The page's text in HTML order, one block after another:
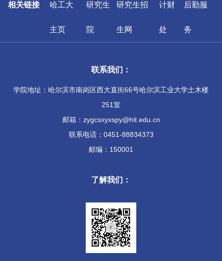
相关链接 哈工大
主页
研究生
院
研究生招
生网
计财
处
后勤服
务
联系我们：
学院地址：哈尔滨市南岗区西大直街66号哈尔滨工业大学土木楼
251室
邮箱：zygcsxyxspy@hit.edu.cn
联系电话：0451-88834373
邮编：150001
了解我们：